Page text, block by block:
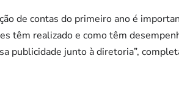
de contas do primeiro ano é
têm realizado e como têm
publicidade junto à diretoria”,